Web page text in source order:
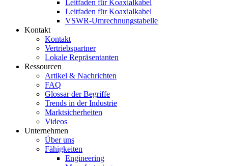
Leitfaden für Koaxialkabel
Leitfaden für Koaxialkabel
VSWR-Umrechnungstabelle
Kontakt
Kontakt
Vertriebspartner
Lokale Repräsentanten
Ressourcen
Artikel & Nachrichten
FAQ
Glossar der Begriffe
Trends in der Industrie
Marktsicherheiten
Videos
Unternehmen
Über uns
Fähigkeiten
Engineering